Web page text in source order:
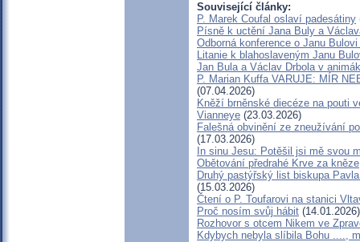
Související články:
P. Marek Coufal oslaví padesátiny
Písně k uctění Jana Buly a
Odborná konference o Janu
Litanie k blahoslaveným Janu
Jan Bula a Václav Drbola v
P. Marian Kuffa VARUJE: MÍR
(07.04.2026)
Kněží brněnské diecéze na pouti
Vianneye (23.03.2026)
Falešná obvinění ze zneužívání
(17.03.2026)
In sinu Jesu: Potěšil jsi mě svou
Obětování předrahé Krve za kněze
Druhý pastýřský list biskupa
(15.03.2026)
Čtení o P. Toufarovi na stanici
Proč nosím svůj hábit (14.01.2026)
Rozhovor s otcem Nikem ve
Kdybych nebyla slíbila Bohu ....,